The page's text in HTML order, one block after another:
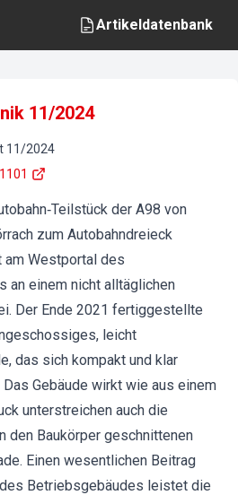
Artikeldatenbank
11/2024
11/2024
der A98 von
zum Autobahndreieck
am Westportal des
an einem nicht alltäglichen
Der Ende 2021 fertiggestellte
leicht
das sich kompakt und klar
Gebäude wirkt wie aus einem
unterstreichen auch die
den Baukörper geschnittenen
Einen wesentlichen Beitrag
Betriebsgebäudes leistet die